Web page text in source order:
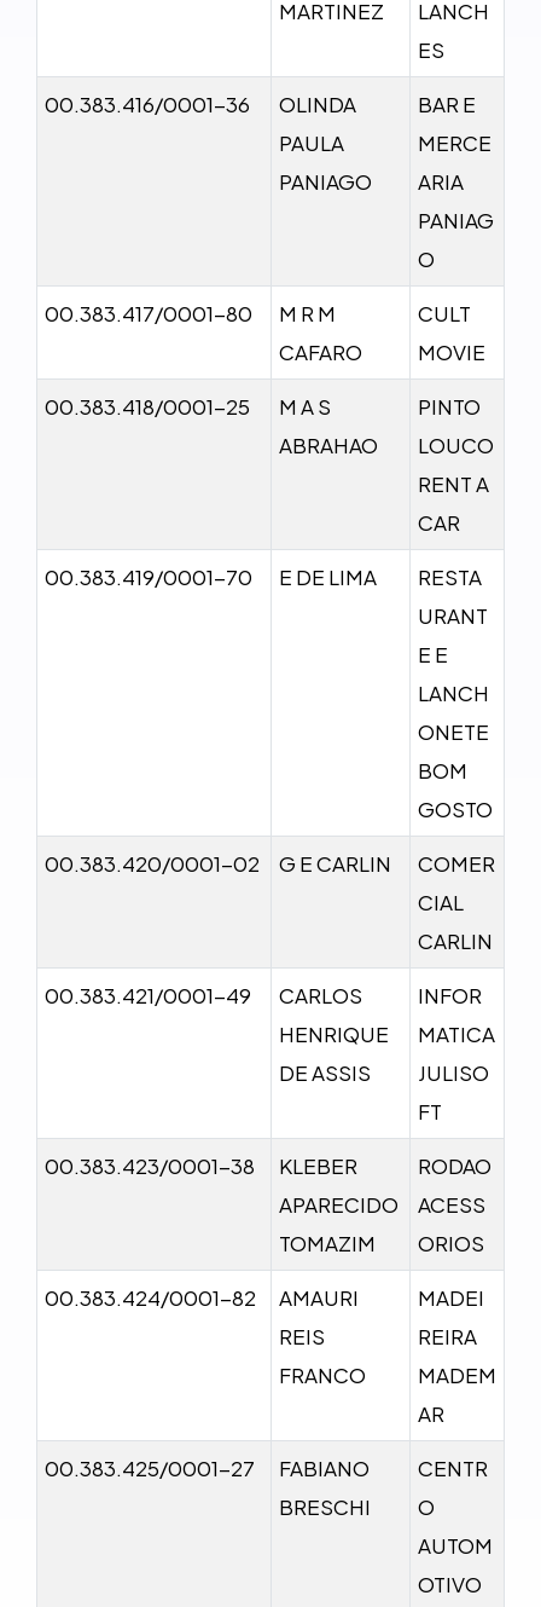
MARTINEZ
LANCH
ES
00.383.416/0001-36
OLINDA
PAULA
PANIAGO
BAR E
MERCE
ARIA
PANIAG
O
00.383.417/0001-80
M R M
CAFARO
CULT
MOVIE
00.383.418/0001-25
M A S
ABRAHAO
PINTO
LOUCO
RENT A
CAR
00.383.419/0001-70 E DE LIMA
RESTA
URANT
E E
LANCH
ONETE
BOM
GOSTO
00.383.420/0001-02 G E CARLIN
COMER
CIAL
CARLIN
00.383.421/0001-49
CARLOS
HENRIQUE
DE ASSIS
INFOR
MATICA
JULISO
FT
00.383.423/0001-38
KLEBER
APARECIDO
TOMAZIM
RODAO
ACESS
ORIOS
00.383.424/0001-82
AMAURI
REIS
FRANCO
MADEI
REIRA
MADEM
AR
00.383.425/0001-27
FABIANO
BRESCHI
CENTR
O
AUTOM
OTIVO